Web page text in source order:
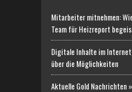
Mitarbeiter mitnehmen:
Team für Heizreport
Digitale Inhalte im
über die Möglichkeiten
Aktuelle Gold Nachrichten